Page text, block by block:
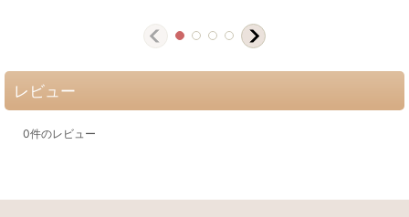
レビュー
0件のレビュー